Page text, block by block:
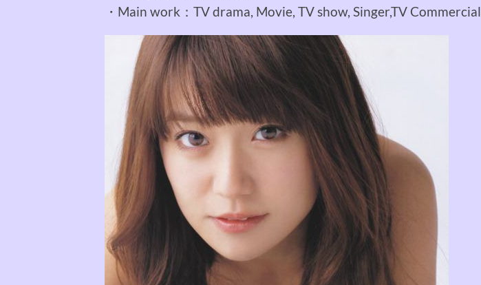
・Main work：TV drama, Movie, TV show, Singer,TV Commercial